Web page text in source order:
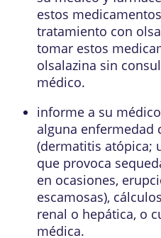
estos
tratamiento con
tomar estos
olsalazina sin
médico.
informe a su
alguna enfermedad
(dermatitis atópica;
que provoca
en ocasiones,
escamosas),
renal o hepática, o
médica.